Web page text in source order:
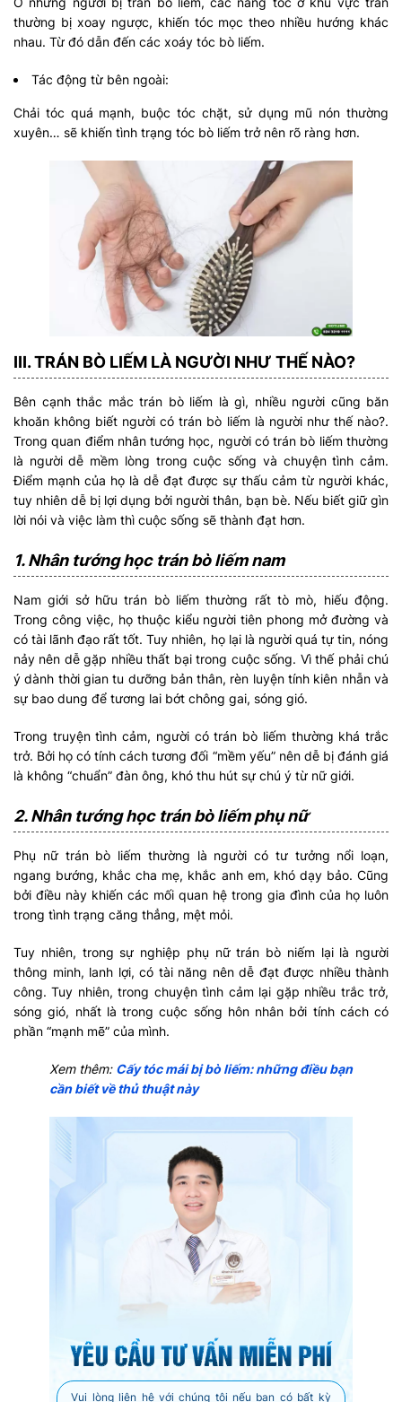
thường bị xoay ngược, khiến tóc mọc theo nhiều hướng khác
nhau. Từ đó dẫn đến các xoáy tóc bò liếm.
Tác động từ bên ngoài:
Chải tóc quá mạnh, buộc tóc chặt, sử dụng mũ nón thường
xuyên… sẽ khiến tình trạng tóc bò liếm trở nên rõ ràng hơn.
III. TRÁN BÒ LIẾM LÀ NGƯỜI NHƯ THẾ NÀO?
Bên cạnh thắc mắc trán bò liếm là gì, nhiều người cũng băn
khoăn không biết người có trán bò liếm là người như thế nào?.
Trong quan điểm nhân tướng học, người có trán bò liếm thường
là người dễ mềm lòng trong cuộc sống và chuyện tình cảm.
Điểm mạnh của họ là dễ đạt được sự thấu cảm từ người khác,
tuy nhiên dễ bị lợi dụng bởi người thân, bạn bè. Nếu biết giữ gìn
lời nói và việc làm thì cuộc sống sẽ thành đạt hơn.
1. Nhân tướng học trán bò liếm nam
Nam giới sở hữu trán bò liếm thường rất tò mò, hiếu động.
Trong công việc, họ thuộc kiểu người tiên phong mở đường và
có tài lãnh đạo rất tốt. Tuy nhiên, họ lại là người quá tự tin, nóng
nảy nên dễ gặp nhiều thất bại trong cuộc sống. Vì thế phải chú
ý dành thời gian tu dưỡng bản thân, rèn luyện tính kiên nhẫn và
sự bao dung để tương lai bớt chông gai, sóng gió.
Trong truyện tình cảm, người có trán bò liếm thường khá trắc
trở. Bởi họ có tính cách tương đối “mềm yếu” nên dễ bị đánh giá
là không “chuẩn” đàn ông, khó thu hút sự chú ý từ nữ giới.
2. Nhân tướng học trán bò liếm phụ nữ
Phụ nữ trán bò liếm thường là người có tư tưởng nổi loạn,
ngang bướng, khắc cha mẹ, khắc anh em, khó dạy bảo. Cũng
bởi điều này khiến các mối quan hệ trong gia đình của họ luôn
trong tình trạng căng thẳng, mệt mỏi.
Tuy nhiên, trong sự nghiệp phụ nữ trán bò niếm lại là người
thông minh, lanh lợi, có tài năng nên dễ đạt được nhiều thành
công. Tuy nhiên, trong chuyện tình cảm lại gặp nhiều trắc trở,
sóng gió, nhất là trong cuộc sống hôn nhân bởi tính cách có
phần “mạnh mẽ” của mình.
Xem thêm: Cấy tóc mái bị bò liếm: những điều bạn
cần biết về thủ thuật này
Vui lòng liên hệ với chúng tôi nếu bạn có bất kỳ